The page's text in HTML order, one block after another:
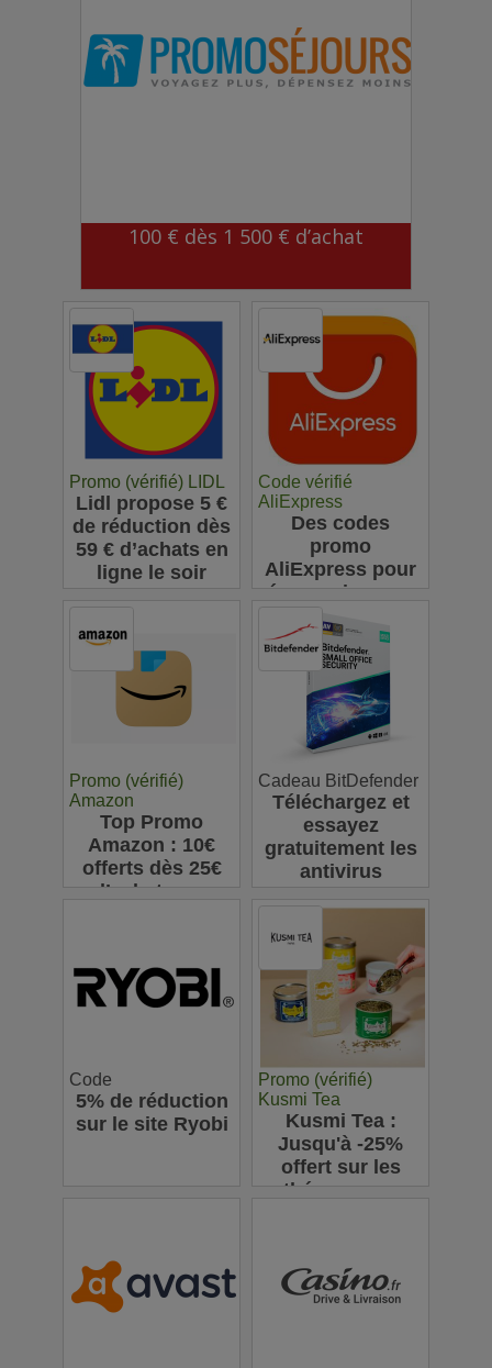
100 € dès 1 500 € d’achat
Promo (vérifié) LIDL
Lidl propose 5 €
de réduction dès
59 € d’achats en
ligne le soir
Code vérifié
AliExpress
Des codes
promo
AliExpress pour
économiser sur
vos achats en
ligne : jusqu'à
63€
Promo (vérifié)
Amazon
Top Promo
Amazon : 10€
offerts dès 25€
d’achats sur
Cadeau BitDefender
Téléchargez et
essayez
gratuitement les
antivirus
Code
5% de réduction
sur le site Ryobi
Promo (vérifié)
Kusmi Tea
Kusmi Tea :
Jusqu'à -25%
offert sur les
thés en vrac